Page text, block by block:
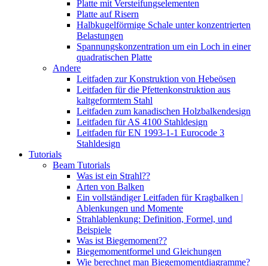
Platte mit Versteifungselementen
Platte auf Risern
Halbkugelförmige Schale unter konzentrierten
Belastungen
Spannungskonzentration um ein Loch in einer
quadratischen Platte
Andere
Leitfaden zur Konstruktion von Hebeösen
Leitfaden für die Pfettenkonstruktion aus
kaltgeformtem Stahl
Leitfaden zum kanadischen Holzbalkendesign
Leitfaden für AS 4100 Stahldesign
Leitfaden für EN 1993-1-1 Eurocode 3
Stahldesign
Tutorials
Beam Tutorials
Was ist ein Strahl??
Arten von Balken
Ein vollständiger Leitfaden für Kragbalken |
Ablenkungen und Momente
Strahlablenkung: Definition, Formel, und
Beispiele
Was ist Biegemoment??
Biegemomentformel und Gleichungen
Wie berechnet man Biegemomentdiagramme?